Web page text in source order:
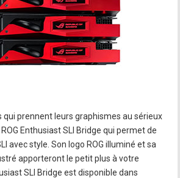
qui prennent leurs graphismes au sérieux
Enthusiast SLI Bridge qui permet de
avec style. Son logo ROG illuminé et sa
apporteront le petit plus à votre
SLI Bridge est disponible dans